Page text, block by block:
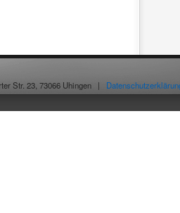
Str. 23, 73066 Uhingen |